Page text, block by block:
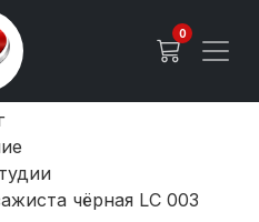
0
чёрная LC 003